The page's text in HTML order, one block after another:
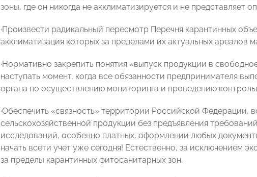
зоны, где он никогда не акклиматизируется и не представляет
·Произвести радикальный пересмотр Перечня карантинных
акклиматизация которых за пределами их актуальных ареалов
·Нормативно закрепить понятия «выпуск продукции в
наступать момент, когда все обязанности предпринимателя
органа по осуществлению мониторинга и проведению
·Обеспечить «связность» территории Российской Федерации,
сельскохозяйственной продукции без предъявления
исследований, особенно платных, оформлении любых
начать всети учет уже сегодня! Естественно, за исключением
за пределы карантинных фитосанитарных зон.